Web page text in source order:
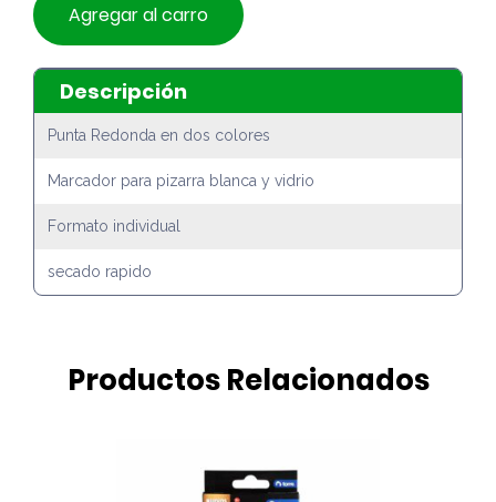
Agregar al carro
Descripción
Punta Redonda en dos colores
Marcador para pizarra blanca y vidrio
Formato individual
secado rapido
Productos Relacionados